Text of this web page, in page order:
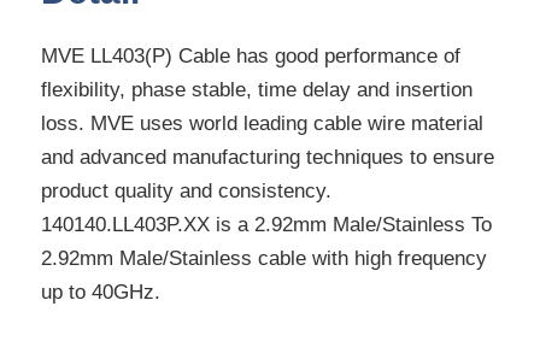
MVE LL403(P) Cable has good performance of
flexibility, phase stable, time delay and insertion
loss. MVE uses world leading cable wire material
and advanced manufacturing techniques to ensure
product quality and consistency.
140140.LL403P.XXis a 2.92mm Male/Stainless To
2.92mm Male/Stainless cable with high frequency
up to 40GHz.